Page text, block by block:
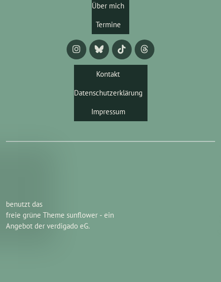
Über mich
Termine
Kontakt
Datenschutzerklärung
Impressum
benutzt das
freie grüne Theme sunflower ‐ ein
Angebot der verdigado eG.